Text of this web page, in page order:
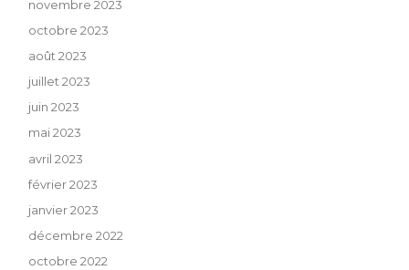
novembre 2023
octobre 2023
août 2023
juillet 2023
juin 2023
mai 2023
avril 2023
février 2023
janvier 2023
décembre 2022
octobre 2022